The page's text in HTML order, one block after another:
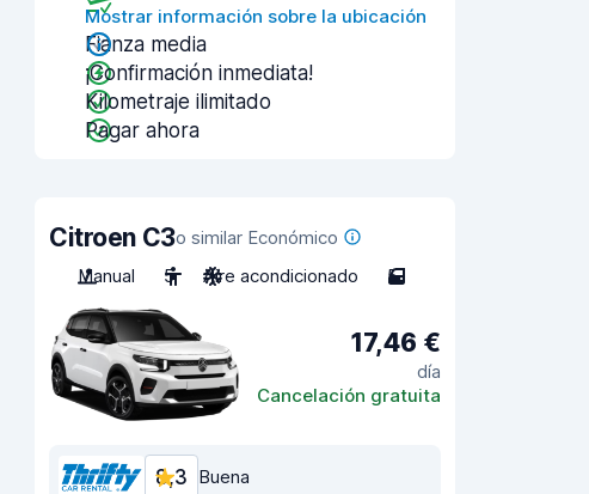
Mostrar información sobre la ubicación
Fianza media
¡Confirmación inmediata!
Kilometraje ilimitado
Pagar ahora
Citroen C3o similar Económico
Manual
5 Aire acondicionado 5
17,46 €
día
Cancelación gratuita
8,3 Buena